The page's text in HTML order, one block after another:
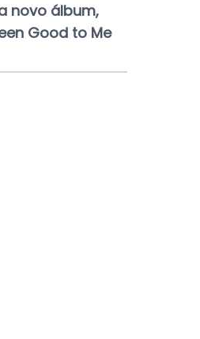
novo álbum,
Good to Me